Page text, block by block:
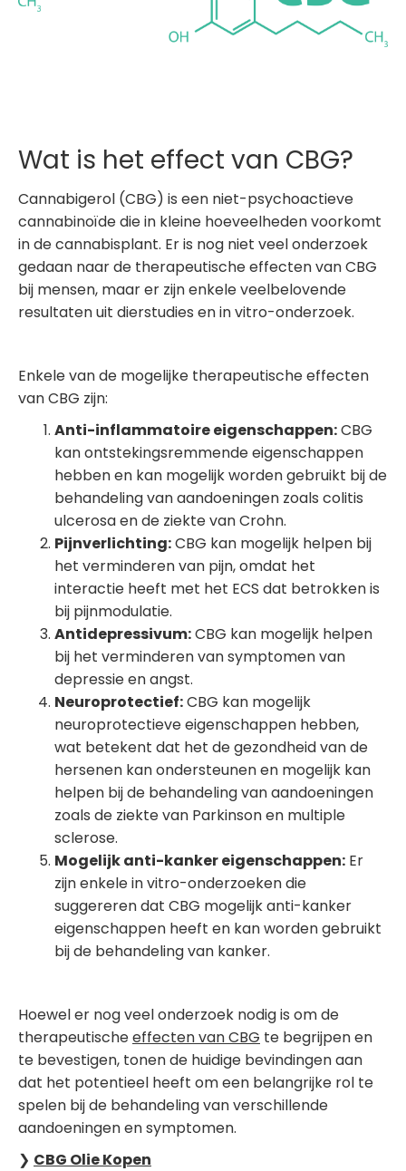
Wat is het effect van CBG?
Cannabigerol (CBG) is een niet-psychoactieve
cannabinoïde die in kleine hoeveelheden voorkomt
in de cannabisplant. Er is nog niet veel onderzoek
gedaan naar de therapeutische effecten van CBG
bij mensen, maar er zijn enkele veelbelovende
resultaten uit dierstudies en in vitro-onderzoek.
Enkele van de mogelijke therapeutische effecten
van CBG zijn:
Anti-inflammatoire eigenschappen:CBG
kan ontstekingsremmende eigenschappen
hebben en kan mogelijk worden gebruikt bij de
behandeling van aandoeningen zoals colitis
ulcerosa en de ziekte van Crohn.
Pijnverlichting:CBG kan mogelijk helpen bij
het verminderen van pijn, omdat het
interactie heeft met het ECS dat betrokken is
bij pijnmodulatie.
Antidepressivum:CBG kan mogelijk helpen
bij het verminderen van symptomen van
depressie en angst.
Neuroprotectief:CBG kan mogelijk
neuroprotectieve eigenschappen hebben,
wat betekent dat het de gezondheid van de
hersenen kan ondersteunen en mogelijk kan
helpen bij de behandeling van aandoeningen
zoals de ziekte van Parkinson en multiple
sclerose.
Mogelijk anti-kanker eigenschappen: Er
zijn enkele in vitro-onderzoeken die
suggereren dat CBG mogelijk anti-kanker
eigenschappen heeft en kan worden gebruikt
bij de behandeling van kanker.
Hoewel er nog veel onderzoek nodig is om de
therapeutischeeffecten van CBG te begrijpen en
te bevestigen, tonen de huidige bevindingen aan
dat het potentieel heeft om een ​​belangrijke rol te
spelen bij de behandeling van verschillende
aandoeningen en symptomen.
❯ CBG Olie Kopen